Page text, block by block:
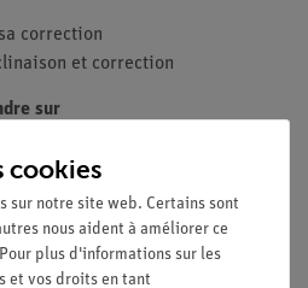
correction
et correction
sur
cookies
sur notre site web. Certains sont
nous aident à améliorer ce
plus d'informations sur les
et vos droits en tant